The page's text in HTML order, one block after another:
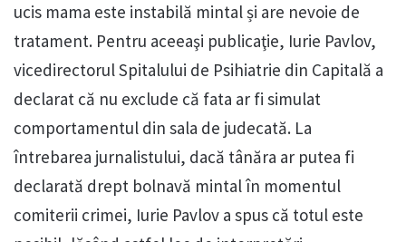
ucis mama este instabilă mintal și are nevoie de
tratament. Pentru aceeaşi publicaţie, Iurie Pavlov,
vicedirectorul Spitalului de Psihiatrie din Capitală a
declarat că nu exclude că fata ar fi simulat
comportamentul din sala de judecată. La
întrebarea jurnalistului, dacă tânăra ar putea fi
declarată drept bolnavă mintal în momentul
comiterii crimei, Iurie Pavlov a spus că totul este